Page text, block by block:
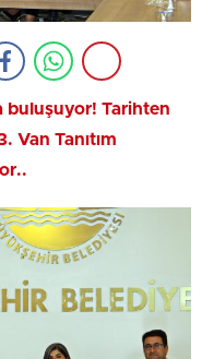
buluşuyor! Tarihten
Van Tanıtım